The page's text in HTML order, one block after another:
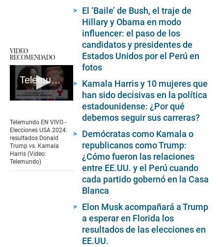
VIDEO
RECOMENDADO
Telemundo EN VIVO - Elecciones USA 2024: resultados Donald Trump vs. Kamala Harris (Video: Telemundo)
of
30
seconds
Telemundo EN VIVO -
Elecciones USA 2024:
resultados Donald
Trump vs. Kamala
Harris (Video:
Telemundo)
El ‘Baile’ de Bush, el traje de
Hillary y Obama en modo
influencer: el paso de los
candidatos y presidentes de
Estados Unidos por el Perú en
fotos
Kamala Harris y 10 mujeres que
han sido decisivas en la política
estadounidense: ¿Por qué
debemos seguir sus carreras?
Demócratas como Kamala o
republicanos como Trump:
¿Cómo fueron las relaciones
entre EE.UU. y el Perú cuando
cada partido gobernó en la Casa
Blanca
Elon Musk acompañará a Trump
a esperar en Florida los
resultados de las elecciones en
EE.UU.